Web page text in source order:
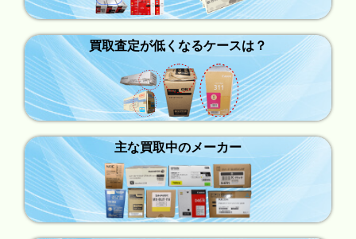
買取査定が低くなるケースは？
主な買取中のメーカー